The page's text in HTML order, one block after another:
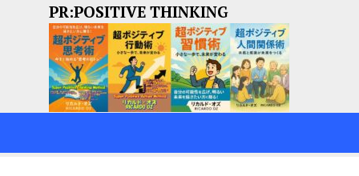
PR:POSITIVE THINKING